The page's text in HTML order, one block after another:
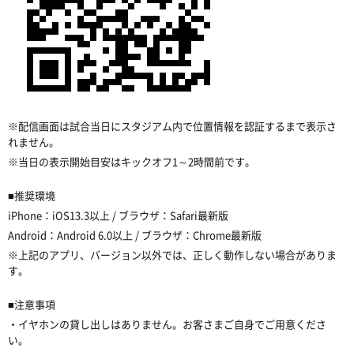
※配信画面は試合当日にスタジアム内で位置情報を認証するまで表示さ
れません。
※当日の表示開始目安はキックオフ1～2時間前です。
■推奨環境
iPhone：iOS13.3以上 / ブラウザ：Safari最新版
Android：Android 6.0以上 / ブラウザ：Chrome最新版
※上記のアプリ、バージョン以外では、正しく動作しない場合がありま
す。
■注意事項
・イヤホンの貸し出しはありません。お客さまご自身でご用意くださ
い。